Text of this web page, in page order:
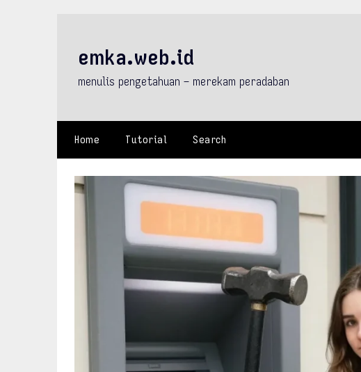
emka.web.id
menulis pengetahuan – merekam peradaban
Home Tutorial Search